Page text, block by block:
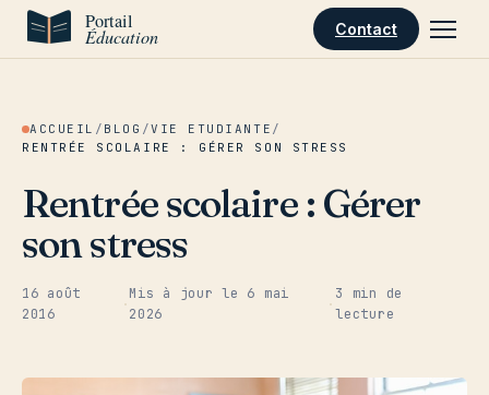
Aller au contenu
Contact
ACCUEIL / BLOG /VIE ETUDIANTE /
RENTRÉE SCOLAIRE : GÉRER SON STRESS
Rentrée scolaire : Gérer
son stress
16 août
2016
·
Mis à jour le 6 mai
2026
·
3 min de
lecture